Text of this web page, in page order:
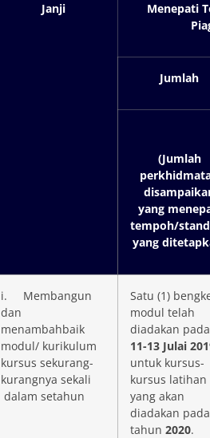
Janji
Menepati
Jumlah
(Jumlah
yang
tempoh/
yang
i. Membangun
dan
menambahbaik
modul/ kurikulum
kursus sekurang-
kurangnya sekali
dalam setahun
Satu (1)
modul telah
diadakan pada
11-13 Julai
untuk kursus-
kursus latihan
yang akan
diadakan pada
tahun 2020.